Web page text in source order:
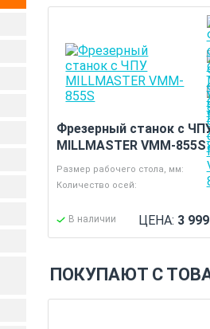
Фрезерный станок с
MILLMASTER VMM-855S
Размер рабочего стола, мм:
Количество осей:
В наличии ЦЕНА: 3
ПОКУПАЮТ С